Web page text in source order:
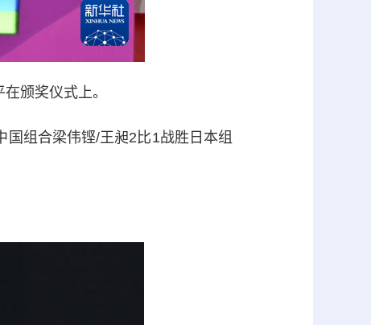
颁奖仪式上。
组合梁伟铿/王昶2比1战胜日本组